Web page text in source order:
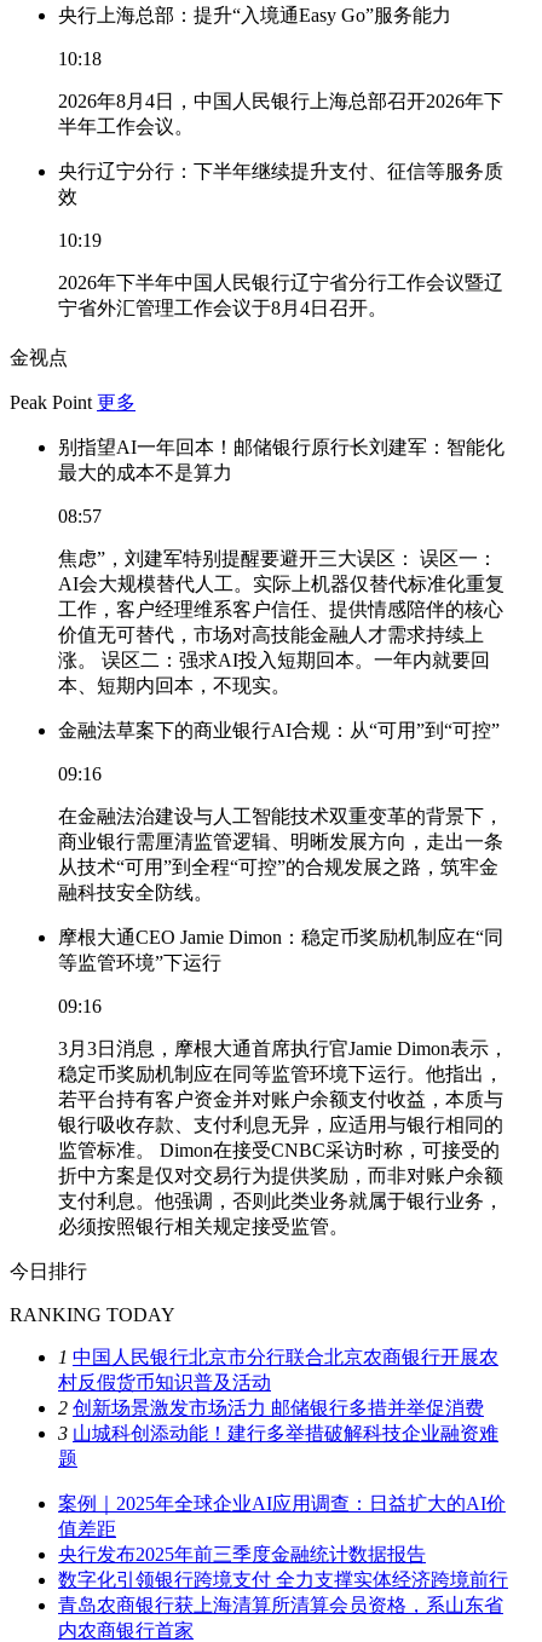
央行上海总部：提升“入境通Easy Go”服务能力
10:18
2026年8月4日，中国人民银行上海总部召开2026年下
半年工作会议。
央行辽宁分行：下半年继续提升支付、征信等服务质
效
10:19
2026年下半年中国人民银行辽宁省分行工作会议暨辽
宁省外汇管理工作会议于8月4日召开。
金视点
Peak Point 更多
别指望AI一年回本！邮储银行原行长刘建军：智能化
最大的成本不是算力
08:57
焦虑”，刘建军特别提醒要避开三大误区： 误区一：
AI会大规模替代人工。实际上机器仅替代标准化重复
工作，客户经理维系客户信任、提供情感陪伴的核心
价值无可替代，市场对高技能金融人才需求持续上
涨。 误区二：强求AI投入短期回本。一年内就要回
本、短期内回本，不现实。
金融法草案下的商业银行AI合规：从“可用”到“可控”
09:16
在金融法治建设与人工智能技术双重变革的背景下，
商业银行需厘清监管逻辑、明晰发展方向，走出一条
从技术“可用”到全程“可控”的合规发展之路，筑牢金
融科技安全防线。
摩根大通CEO Jamie Dimon：稳定币奖励机制应在“同
等监管环境”下运行
09:16
3月3日消息，摩根大通首席执行官Jamie Dimon表示，
稳定币奖励机制应在同等监管环境下运行。他指出，
若平台持有客户资金并对账户余额支付收益，本质与
银行吸收存款、支付利息无异，应适用与银行相同的
监管标准。 Dimon在接受CNBC采访时称，可接受的
折中方案是仅对交易行为提供奖励，而非对账户余额
支付利息。他强调，否则此类业务就属于银行业务，
必须按照银行相关规定接受监管。
今日排行
RANKING TODAY
1 中国人民银行北京市分行联合北京农商银行开展农
村反假货币知识普及活动
2 创新场景激发市场活力 邮储银行多措并举促消费
3 山城科创添动能！建行多举措破解科技企业融资难
题
案例｜2025年全球企业AI应用调查：日益扩大的AI价
值差距
央行发布2025年前三季度金融统计数据报告
数字化引领银行跨境支付 全力支撑实体经济跨境前行
青岛农商银行获上海清算所清算会员资格，系山东省
内农商银行首家